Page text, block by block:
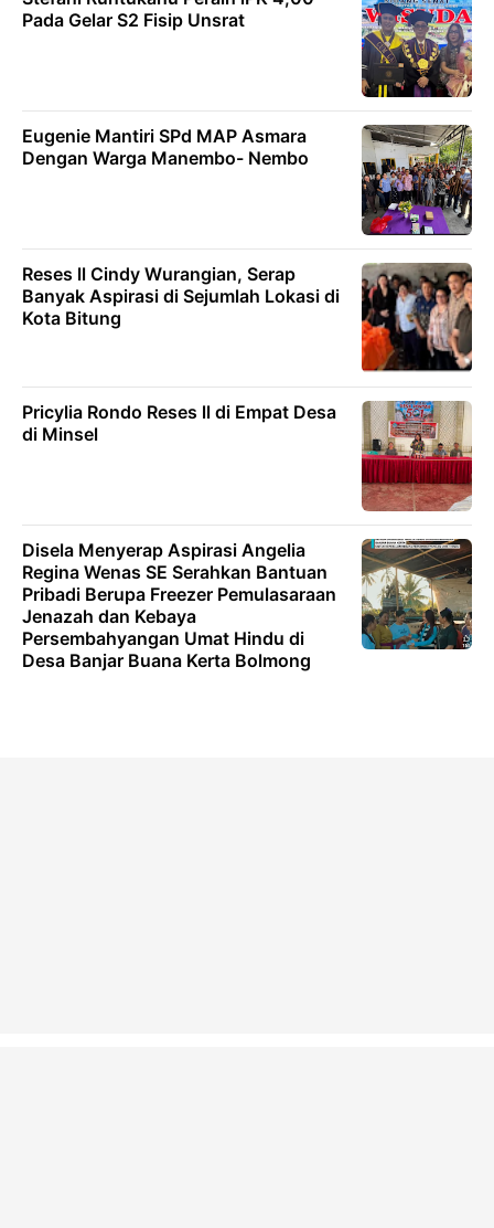
Pada Gelar S2 Fisip Unsrat
Eugenie Mantiri SPd MAP Asmara
Dengan Warga Manembo- Nembo
Reses ll Cindy Wurangian, Serap
Banyak Aspirasi di Sejumlah Lokasi di
Kota Bitung
Pricylia Rondo Reses ll di Empat Desa
di Minsel
Disela Menyerap Aspirasi Angelia
Regina Wenas SE Serahkan Bantuan
Pribadi Berupa Freezer Pemulasaraan
Jenazah dan Kebaya
Persembahyangan Umat Hindu di
Desa Banjar Buana Kerta Bolmong